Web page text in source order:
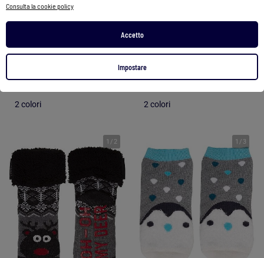
Consulta la cookie policy
Accetto
Impostare
12,99 €
2 colori
12,99 €
2 colori
1 / 2 1 / 3